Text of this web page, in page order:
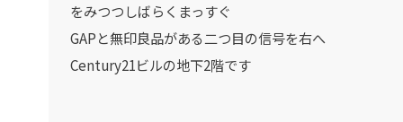
をみつつしばらくまっすぐ
GAPと無印良品がある二つ目の信号を右へ
Century21ビルの地下2階です